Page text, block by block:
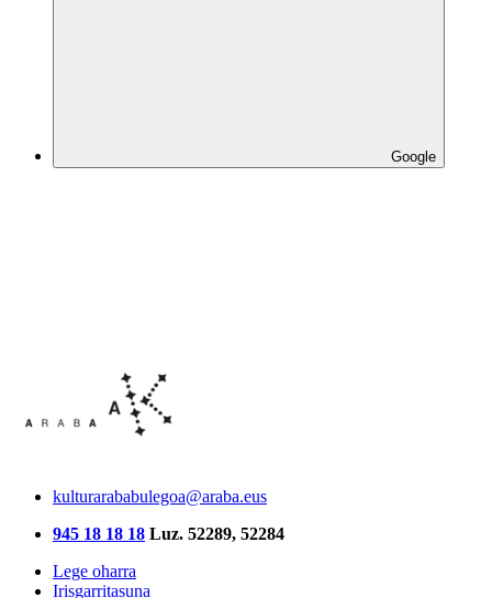
Google
kulturarababulegoa@araba.eus
945 18 18 18 Luz. 52289, 52284
Lege oharra
Irisgarritasuna